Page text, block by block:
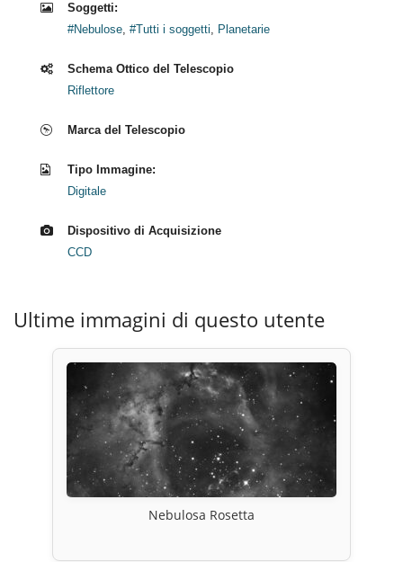
Soggetti:
#Nebulose, #Tutti i soggetti, Planetarie
Schema Ottico del Telescopio
Riflettore
Marca del Telescopio
Tipo Immagine:
Digitale
Dispositivo di Acquisizione
CCD
Ultime immagini di questo utente
Nebulosa Rosetta